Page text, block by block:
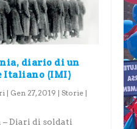
diario di un
(IMI)
| Gen 27, 2019 | Storie|
Diari di soldati